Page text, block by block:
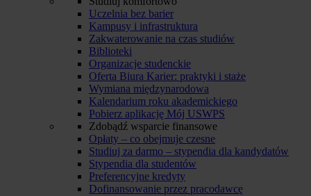
Uczelnia bez barier
Kampusy i infrastruktura
Zakwaterowanie na czas studiów
Biblioteki
Organizacje studenckie
Oferta Biura Karier: praktyki i staże
Wymiana międzynarodowa
Kalendarium roku akademickiego
Pobierz aplikację Mój USWPS
Zdobądź wsparcie finansowe
Opłaty – co obejmuje czesne
Studiuj za darmo – stypendia dla kandydatów
Stypendia dla studentów
Preferencyjne kredyty
Dofinansowanie przez pracodawcę